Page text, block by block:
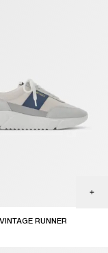
RUNNER